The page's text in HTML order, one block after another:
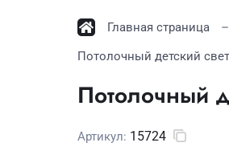
Главная страница
Потолочный детский
Потолочный
Артикул: 15724